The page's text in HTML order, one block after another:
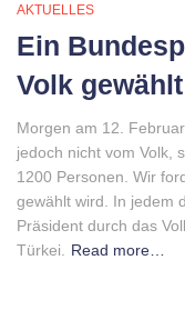
AKTUELLES
Ein
Volk
Morgen am 12.
jedoch nicht vom Volk,
1200 Personen. Wir
gewählt wird. In jedem
Präsident durch das
Türkei.
Read more…